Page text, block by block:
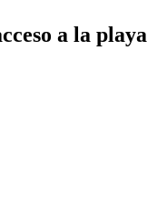
a la playa